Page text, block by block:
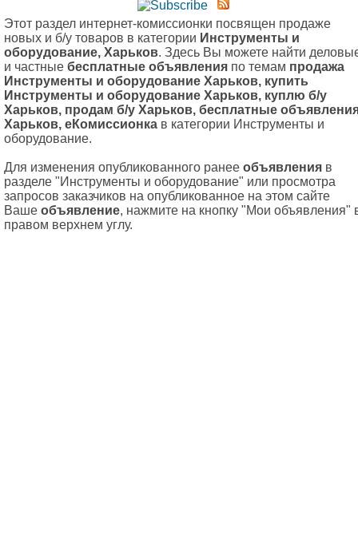
Этот раздел интернет-комиссионки посвящен продаже
новых и б/у товаров в категории Инструменты и
оборудование, Харьков. Здесь Вы можете найти
и частные бесплатные объявления по темам продажа
Инструменты и оборудование Харьков, купить
Инструменты и оборудование Харьков, куплю б/у
Харьков, продам б/у Харьков, бесплатные
Харьков, еКомиссионка в категории Инструменты и
оборудование.
Для изменения опубликованного ранее объявления в
разделе "Инструменты и оборудование" или просмотра
запросов заказчиков на опубликованное на этом сайте
Ваше объявление, нажмите на кнопку "Мои объявления"
правом верхнем углу.